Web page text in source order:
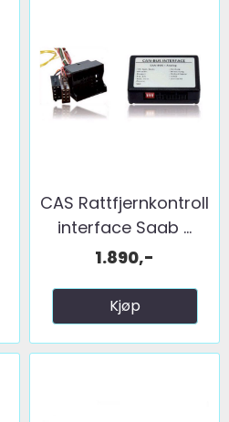
CAS Rattfjernkontroll
interface Saab ...
1.890,-
Kjøp